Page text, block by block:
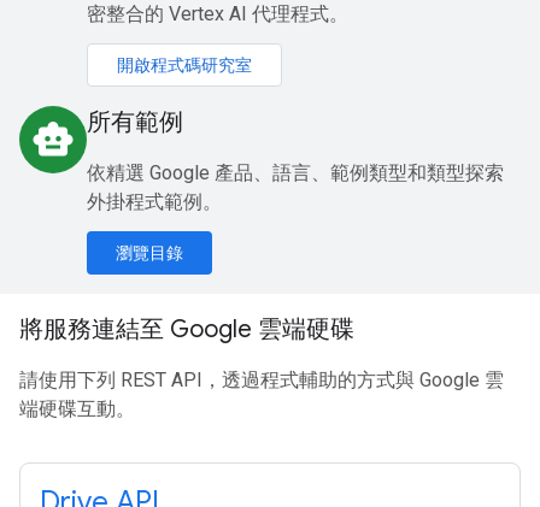
密整合的 Vertex AI 代理程式。
開啟程式碼研究室
smart_toy 所有範例
依精選 Google 產品、語言、範例類型和類型探索
外掛程式範例。
瀏覽目錄
將服務連結至 Google 雲端硬碟
請使用下列 REST API，透過程式輔助的方式與 Google 雲
端硬碟互動。